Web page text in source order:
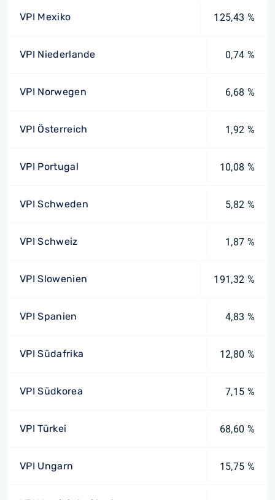
VPI Mexiko 125,43 %
VPI Niederlande 0,74 %
VPI Norwegen 6,68 %
VPI Österreich 1,92 %
VPI Portugal 10,08 %
VPI Schweden 5,82 %
VPI Schweiz 1,87 %
VPI Slowenien 191,32 %
VPI Spanien 4,83 %
VPI Südafrika 12,80 %
VPI Südkorea 7,15 %
VPI Türkei 68,60 %
VPI Ungarn 15,75 %